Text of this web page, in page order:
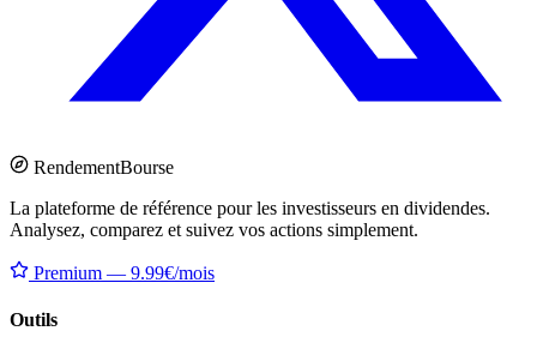
RendementBourse
La plateforme de référence pour les investisseurs en dividendes.
Analysez, comparez et suivez vos actions simplement.
Premium — 9.99€/mois
Outils